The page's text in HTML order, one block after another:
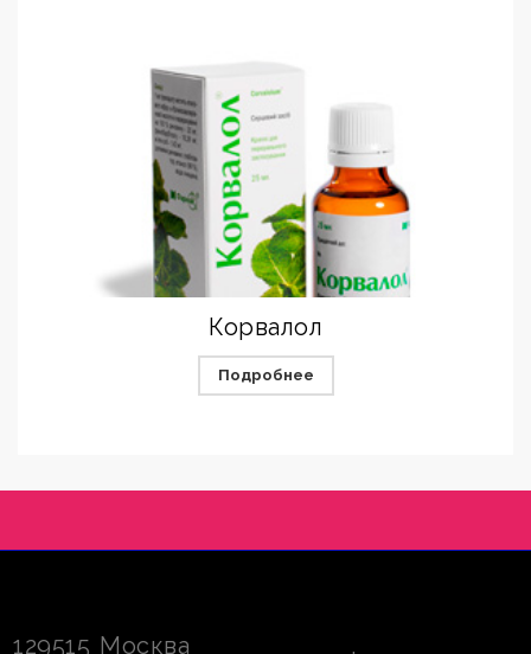
Корвалол
Подробнее
129515 Москва ,